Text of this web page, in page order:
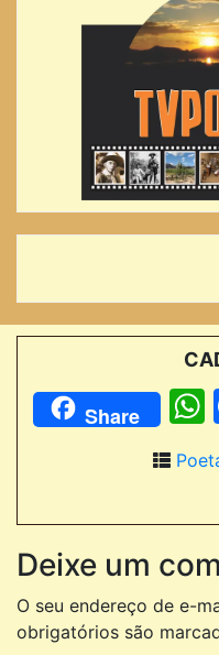
Share
Deixe um
O seu endereço de e-
obrigatórios são